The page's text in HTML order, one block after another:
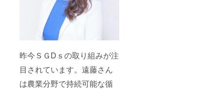
昨今ＳＧDｓの取り組みが注
目されています。遠藤さん
は農業分野で持続可能な循